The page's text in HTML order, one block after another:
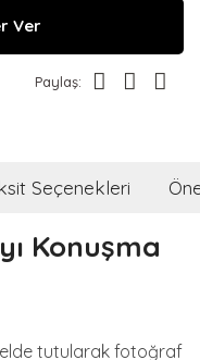
Ver
Paylaş:
Seçenekleri
Konuşma
elde tutularak fotoğraf